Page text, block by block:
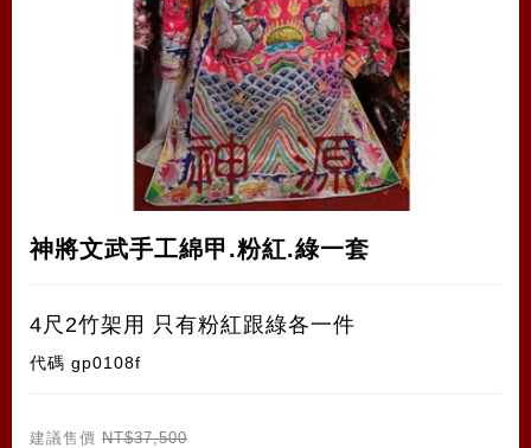
神將文武手工綿甲.粉紅.綠一套
4尺2竹架用 只有粉紅跟綠各一件
代碼 gp0108f
建議售價 NT$37,500